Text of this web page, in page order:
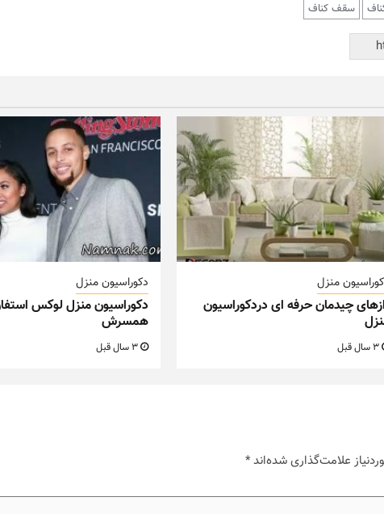
سقف کناف
منزل
چیدمان حرفه ای دردکوراسیون
3 سال قبل
دکوراسیون منزل
دکوراسیون منزل لوکس
همسرش
3 سال قبل
علامت‌گذاری شده‌اند*